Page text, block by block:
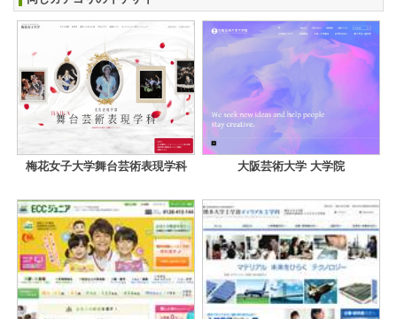
梅花女子大学舞台芸術表現学科 大阪芸術大学 大学院